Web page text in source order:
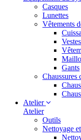
Casques
Lunettes
Vêtements
Gants
Chaussures
Atelier
Atelier
Outils
Nettoyage